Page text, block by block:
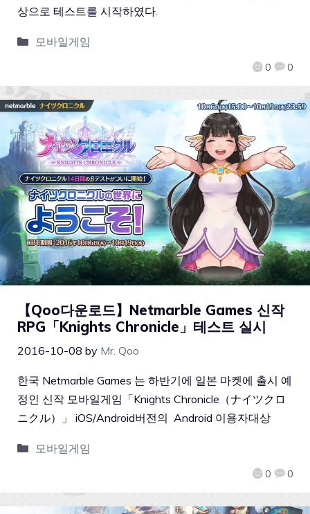
0 0
상으로 테스트를 시작하였다.
모바일게임
【Qoo다운로드】Netmarble Games 신작
RPG「Knights Chronicle」테스트 실시
2016-10-08 by Mr. Qoo
0 0
한국 Netmarble Games 는 하반기에 일본 마켓에 출시 예
정인 신작 모바일게임「Knights Chronicle（ナイツクロ
ニクル）」 iOS/Android버전의 Android 이용자대상
모바일게임